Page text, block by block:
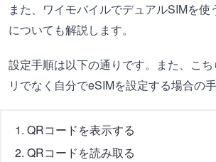
また、ワイモバイルでデュアルSIMを使
についても解説します。
設定手順は以下の通りです。また、こ
リでなく自分でeSIMを設定する場合の
QRコードを表示する
QRコードを読み取る